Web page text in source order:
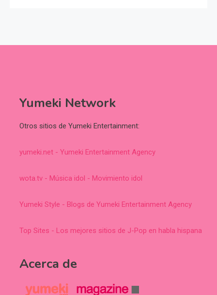
Yumeki Network
Otros sitios de Yumeki Entertainment:
yumeki.net - Yumeki Entertainment Agency
wota.tv - Música idol - Movimiento idol
Yumeki Style - Blogs de Yumeki Entertainment Agency
Top Sites - Los mejores sitios de J-Pop en habla hispana
Acerca de